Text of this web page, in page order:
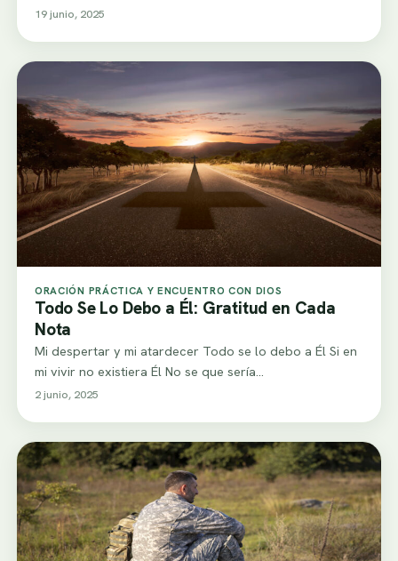
19 junio, 2025
ORACIÓN PRÁCTICA Y ENCUENTRO CON DIOS
Todo Se Lo Debo a Él: Gratitud en Cada
Nota
Mi despertar y mi atardecer Todo se lo debo a Él Si en
mi vivir no existiera Él No se que sería…
2 junio, 2025